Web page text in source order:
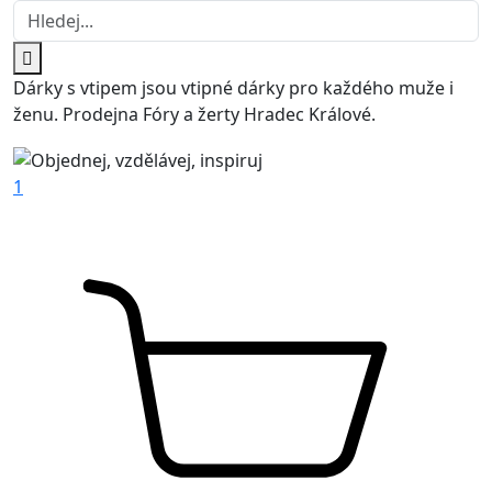
Dárky s vtipem jsou vtipné dárky pro každého muže i
ženu. Prodejna Fóry a žerty Hradec Králové.
1